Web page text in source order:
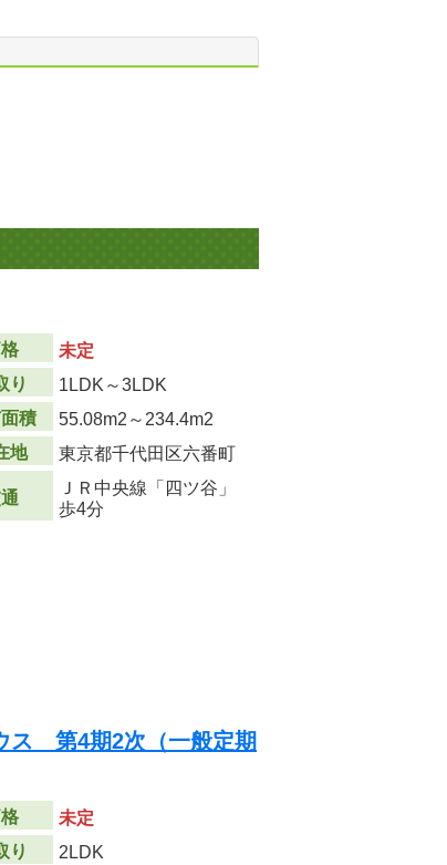
未定
り
1LDK～3LDK
積
55.08m2 ～234.4m2
地
東京都千代田区六番町
ＪＲ中央線「四ツ谷」
歩4分
ス 第4期2次（一般定期
未定
り
2LDK